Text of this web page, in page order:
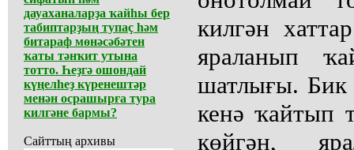
дауаханаларҙа ҡайһы бер
табиптарҙың тупаҫ һәм
битараф мөнәсәбәтен
ҡаты тәнҡит утына
тотто. Һеҙгә ошондай
күңелһеҙ күренештәр
менән осрашырға тура
килгәне бармы?
Сайттың архивы
килгән
яраланып
шатлығы. Бик
кенә ҡайтып
көйгән,